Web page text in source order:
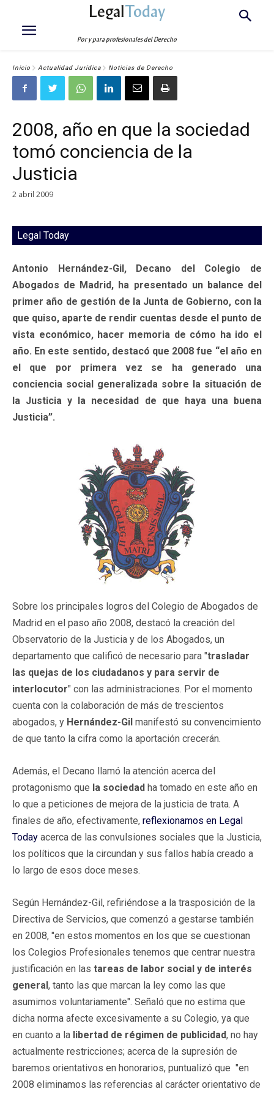
LegalToday
Por y para profesionales del Derecho
Inicio Actualidad Jurídica Noticias de Derecho
2008, año en que la sociedad
tomó conciencia de la
Justicia
2 abril 2009
Legal Today
Antonio Hernández-Gil, Decano del Colegio de
Abogados de Madrid, ha presentado un balance del
primer año de gestión de la Junta de Gobierno, con la
que quiso, aparte de rendir cuentas desde el punto de
vista económico, hacer memoria de cómo ha ido el
año. En este sentido, destacó que 2008 fue “el año en
el que por primera vez se ha generado una
conciencia social generalizada sobre la situación de
la Justicia y la necesidad de que haya una buena
Justicia”.
Sobre los principales logros del Colegio de Abogados de
Madrid en el paso año 2008, destacó la creación del
Observatorio de la Justicia y de los Abogados, un
departamento que calificó de necesario para "trasladar
las quejas de los ciudadanos y para servir de
interlocutor" con las administraciones. Por el momento
cuenta con la colaboración de más de trescientos
abogados, y Hernández-Gil manifestó su convencimiento
de que tanto la cifra como la aportación crecerán.
Además, el Decano llamó la atención acerca del
protagonismo que la sociedad ha tomado en este año en
lo que a peticiones de mejora de la justicia de trata. A
finales de año, efectivamente, reflexionamos en Legal
Today acerca de las convulsiones sociales que la Justicia,
los políticos que la circundan y sus fallos había creado a
lo largo de esos doce meses.
Según Hernández-Gil, refiriéndose a la trasposición de la
Directiva de Servicios, que comenzó a gestarse también
en 2008, "en estos momentos en los que se cuestionan
los Colegios Profesionales tenemos que centrar nuestra
justificación en las tareas de labor social y de interés
general, tanto las que marcan la ley como las que
asumimos voluntariamente". Señaló que no estima que
dicha norma afecte excesivamente a su Colegio, ya que
en cuanto a la libertad de régimen de publicidad, no hay
actualmente restricciones; acerca de la supresión de
baremos orientativos en honorarios, puntualizó que "en
2008 eliminamos las referencias al carácter orientativo de